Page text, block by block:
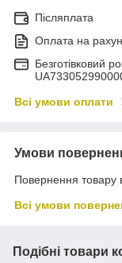
Післяплата
Оплата на
Безготівковий
Всі умови оплати
Умови
Повернення товару
Всі умови
Подібні товари